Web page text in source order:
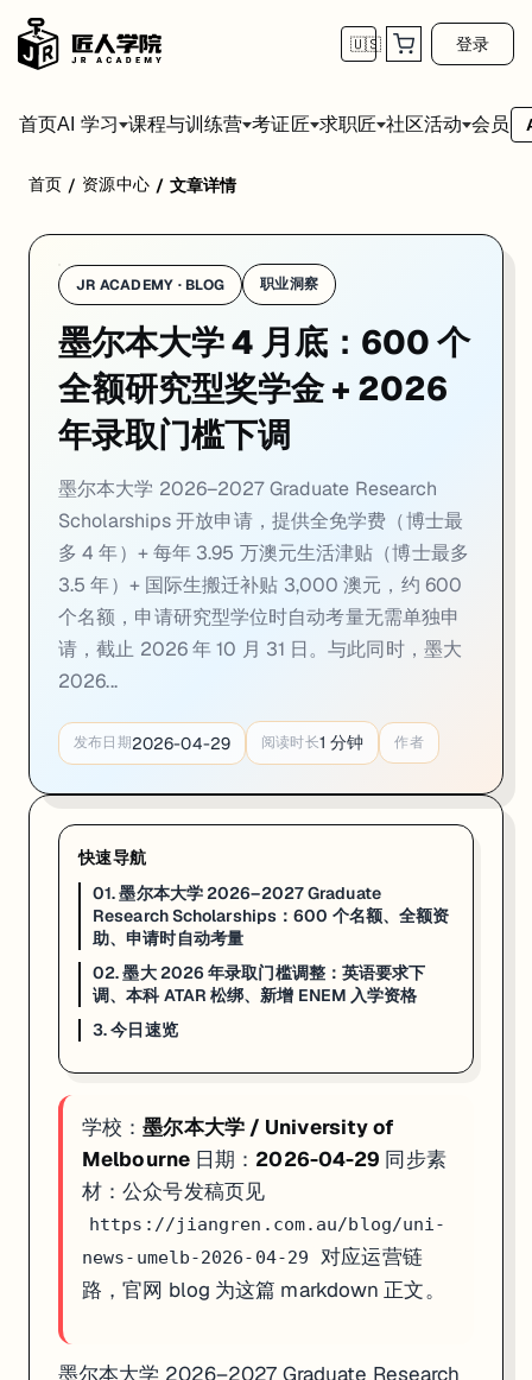
🇺🇸 登录
首页AI 学习 课程与训练营 考证匠 求职匠 社区活动 会员
学校：墨尔本大学 / University of Melbourne
墨尔本大学 2026–2027 Graduate Research Scholarships 开放申请
01. 墨尔本大学 2026–2027 Graduate
：墨尔本大学 Graduate Research Scholarships 2026–2027 为
墨尔本大学 Graduate Research Scholarships 2026–2027 面向所有
这个奖学金最值得关注的机制是：申请研究型课程时自动进入奖学金
02. 墨大 2026 年录取门槛调整：英语要求下调
：墨尔本大学 2026 年招生政策多处调整，对国际学生整体利好
墨尔本大学 2026 年招生政策做出多项调整，对国际学生整体利好。
本科入学分数方面：文学院（Bachelor of Arts）和设计学院（
对正在申请或准备重新申请的学生，这几项调整的实际意义是：英语
3. 今日速览
01 · 研究生全额奖学金
02 · 2026 录取门槛下调：教育学院 / 商学院 IELTS 7.0 → 6.5；
如果你在看 UMELB 的申请、奖学金或研究机会，这篇可以直接当作今
首页 / 资源中心 / 文章详情
JR ACADEMY · BLOG 职业洞察
墨尔本大学 4 月底：600 个
全额研究型奖学金 + 2026
年录取门槛下调
墨尔本大学 2026–2027 Graduate Research
Scholarships 开放申请，提供全免学费（博士最
多 4 年）+ 每年 3.95 万澳元生活津贴（博士最多
3.5 年）+ 国际生搬迁补贴 3,000 澳元，约 600
个名额，申请研究型学位时自动考量无需单独申
请，截止 2026 年 10 月 31 日。与此同时，墨大
2026...
发布日期2026-04-29 阅读时长1 分钟 作者
快速导航
01. 墨尔本大学 2026–2027 Graduate
Research Scholarships：600 个名额、全额资
助、申请时自动考量
02. 墨大 2026 年录取门槛调整：英语要求下
调、本科 ATAR 松绑、新增 ENEM 入学资格
3. 今日速览
学校：墨尔本大学 / University of
Melbourne日期： 2026-04-29 同步素
材：公众号发稿页见
https://jiangren.com.au/blog/uni-
news-umelb-2026-04-29
对应运营链
路，官网 blog 为这篇 markdown 正文。
墨尔本大学 2026–2027 Graduate Research